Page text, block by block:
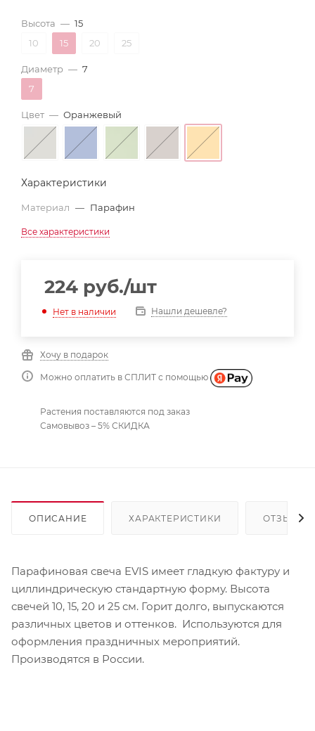
Высота — 15
10
15 20 25
Диаметр — 7
7
Цвет — Оранжевый
Характеристики
Материал — Парафин
Все характеристики
224 руб./шт
Нет в наличии Нашли дешевле?
Хочу в подарок
Можно оплатить в СПЛИТ с помощью
Растения поставляются под заказ
Самовывоз – 5% СКИДКА
ОПИСАНИЕ ХАРАКТЕРИСТИКИ ОТЗЫВЫ
Парафиновая свеча EVIS имеет гладкую фактуру и
циллиндрическую стандартную форму. Высота
свечей 10, 15, 20 и 25 см. Горит долго, выпускаются
различных цветов и оттенков. Используются для
оформления праздничных мероприятий.
Производятся в России.